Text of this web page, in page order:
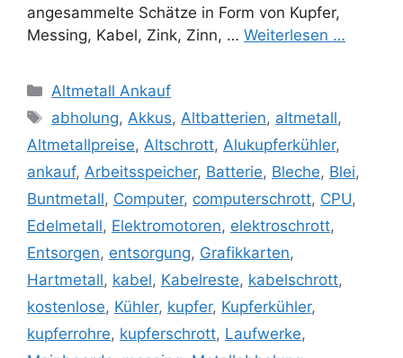
angesammelte Schätze in Form von Kupfer,
Messing, Kabel, Zink, Zinn, … Weiterlesen …
Kategorien
Altmetall Ankauf
Schlagwörter
abholung, Akkus, Altbatterien, altmetall,
Altmetallpreise, Altschrott, Alukupferkühler,
ankauf, Arbeitsspeicher, Batterie, Bleche, Blei,
Buntmetall, Computer, computerschrott, CPU,
Edelmetall, Elektromotoren, elektroschrott,
Entsorgen, entsorgung, Grafikkarten,
Hartmetall, kabel, Kabelreste, kabelschrott,
kostenlose, Kühler, kupfer, Kupferkühler,
kupferrohre, kupferschrott, Laufwerke,